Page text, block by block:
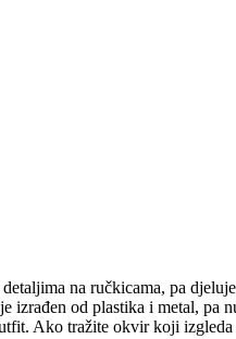
na ručkicama, pa
od plastika i metal, pa
Ako tražite okvir koji